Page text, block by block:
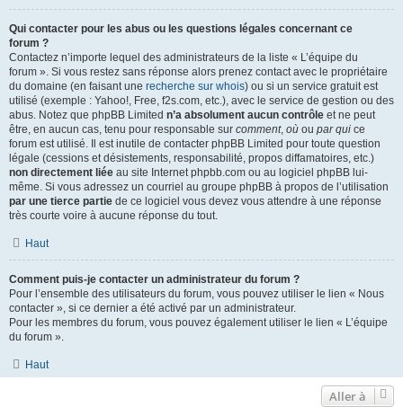
Qui contacter pour les abus ou les questions légales concernant ce
forum ?
Contactez n’importe lequel des administrateurs de la liste « L’équipe du
forum ». Si vous restez sans réponse alors prenez contact avec le propriétaire
du domaine (en faisant une recherche sur whois) ou si un service gratuit est
utilisé (exemple : Yahoo!, Free, f2s.com, etc.), avec le service de gestion ou des
abus. Notez que phpBB Limited n’a absolument aucun contrôle et ne peut
être, en aucun cas, tenu pour responsable sur comment, où ou par qui ce
forum est utilisé. Il est inutile de contacter phpBB Limited pour toute question
légale (cessions et désistements, responsabilité, propos diffamatoires, etc.)
non directement liée au site Internet phpbb.com ou au logiciel phpBB lui-
même. Si vous adressez un courriel au groupe phpBB à propos de l’utilisation
par une tierce partie de ce logiciel vous devez vous attendre à une réponse
très courte voire à aucune réponse du tout.
Haut
Comment puis-je contacter un administrateur du forum ?
Pour l’ensemble des utilisateurs du forum, vous pouvez utiliser le lien « Nous
contacter », si ce dernier a été activé par un administrateur.
Pour les membres du forum, vous pouvez également utiliser le lien « L’équipe
du forum ».
Haut
Aller à